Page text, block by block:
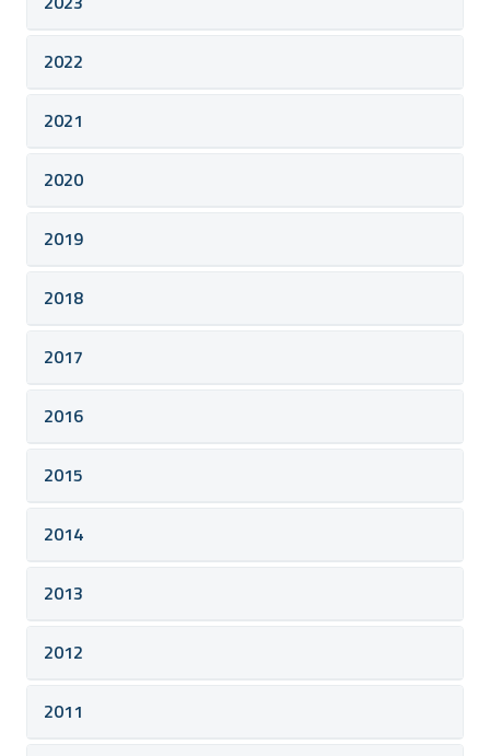
2022
2021
2020
2019
2018
2017
2016
2015
2014
2013
2012
2011